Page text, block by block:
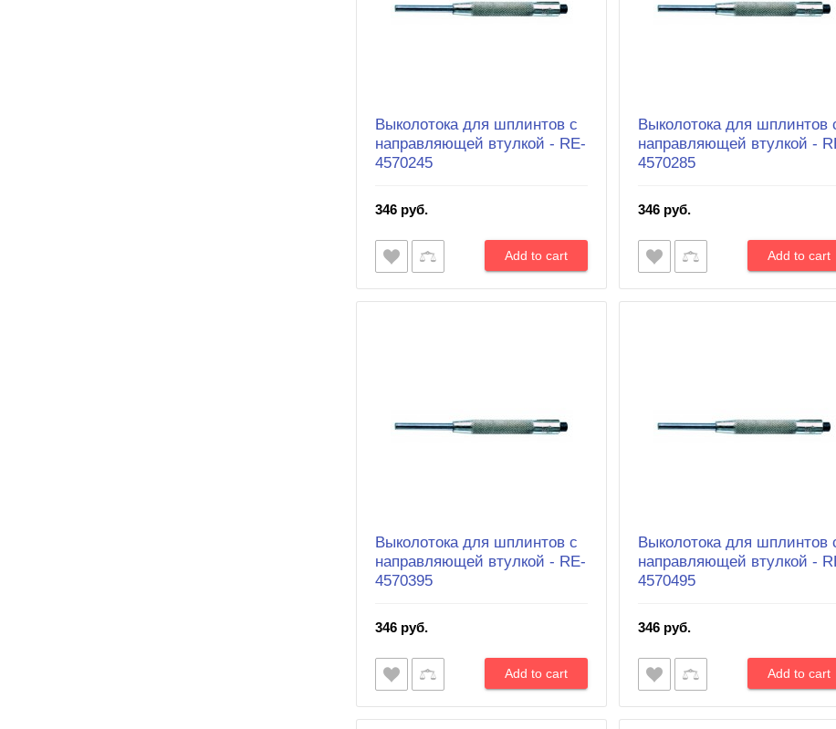
Выколотока для шплинтов с
направляющей втулкой - RE-
4570245
346 руб.
Выколотока для шплинтов
направляющей втулкой -
4570285
346 руб.
Выколотока для шплинтов с
направляющей втулкой - RE-
4570395
346 руб.
Выколотока для шплинтов
направляющей втулкой -
4570495
346 руб.